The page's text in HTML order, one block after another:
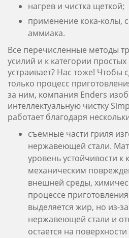
нагрев и чистка щеткой;
применение кока-колы,
аммиака.
Все перечисленные методы
усилий и к категории
устраивает? Нас тоже! Чтобы
только процесс
за ним, компания Enders
интеллектуальную чистку
работает благодаря
съемные части гриля
нержавеющей стали.
уровень устойчивости к
механическим
внешней среды,
процессе
выделяется жир, но из-
нержавеющей стали и
остается на